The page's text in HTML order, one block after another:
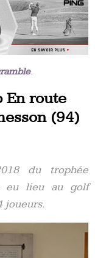
.
En route
(94)
du trophée
eu lieu au golf
joueurs.